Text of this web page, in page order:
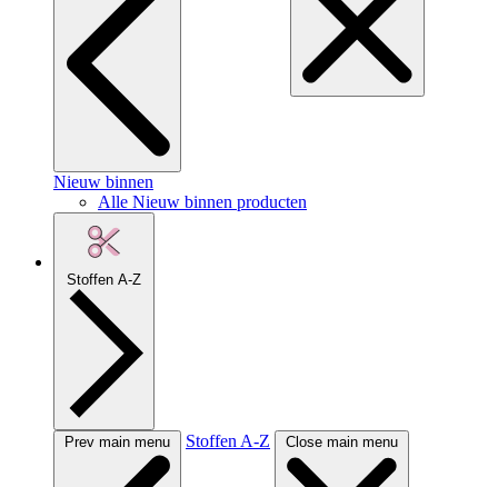
Nieuw binnen
Alle Nieuw binnen producten
Stoffen A-Z
Prev main menu Stoffen A-Z Close main menu